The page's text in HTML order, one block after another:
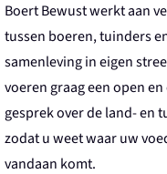
Boert Bewust werkt aan
tussen boeren, tuinders
samenleving in eigen
voeren graag een open
gesprek over de land- en
zodat u weet waar uw
vandaan komt.